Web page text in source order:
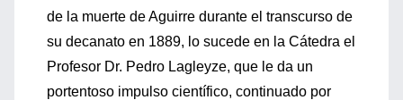
de la muerte de Aguirre durante el transcurso de
su decanato en 1889, lo sucede en la Cátedra el
Profesor Dr. Pedro Lagleyze, que le da un
portentoso impulso científico, continuado por